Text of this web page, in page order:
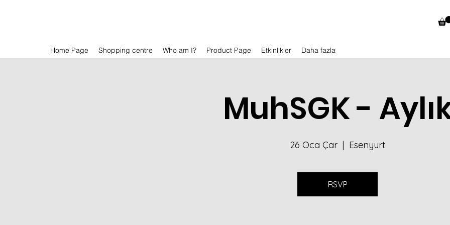
Home Page Shopping centre Who am I? Product Page Etkinlikler Daha fazla
MuhSGK -
26 Oca Çar
  |
Esenyurt
RSVP